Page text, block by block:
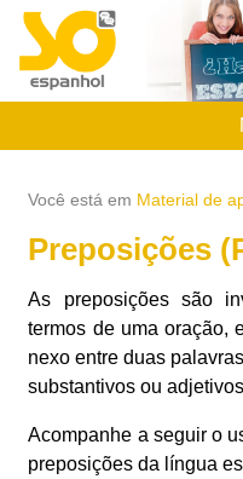
Você está em Material de
Preposições
As preposições são
termos de uma oração,
nexo entre duas
substantivos ou
Acompanhe a seguir o
preposições da língua